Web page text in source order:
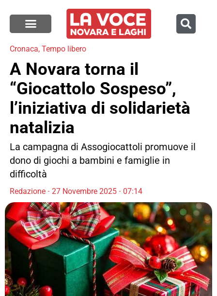
Cronaca, Tempo libero
A Novara torna il
“Giocattolo Sospeso”,
l’iniziativa di solidarietà
natalizia
La campagna di Assogiocattoli promuove il
dono di giochi a bambini e famiglie in
difficoltà
Redazione 27 Novembre 2025 07:14